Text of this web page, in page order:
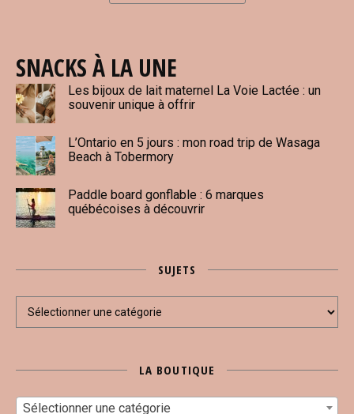
SNACKS À LA UNE
Les bijoux de lait maternel La Voie Lactée : un
souvenir unique à offrir
L’Ontario en 5 jours : mon road trip de Wasaga
Beach à Tobermory
Paddle board gonflable : 6 marques
québécoises à découvrir
SUJETS
Sujets
LA BOUTIQUE
Sélectionner une catégorie